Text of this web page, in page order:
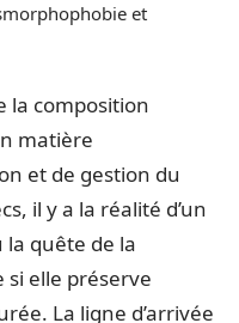
et
la composition
matière
et de gestion du
il y a la réalité d’un
quête de la
si elle préserve
La ligne d’arrivée